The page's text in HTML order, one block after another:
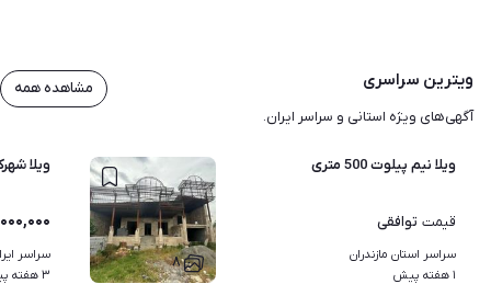
ویترین سراسری
آگهی‌های ویژه استانی و سراسر ایران.
مشاهده همه
۸
ویلا نیم پیلوت 500 متری
قیمت توافقی
سراسر استان مازندران
۱ هفته پیش
ویلا
سراسر
۳ هفته پیش